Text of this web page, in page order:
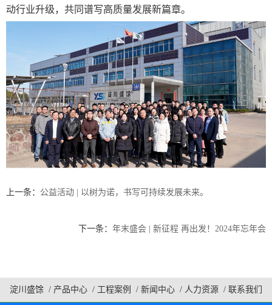
动行业升级，共同谱写高质量发展新篇章。
上一条： 公益活动 | 以树为诺，书写可持续发展未来。
下一条： 年末盛会 | 新征程 再出发！2024年忘年会
淀川盛馀 / 产品中心 / 工程案例 / 新闻中心 / 人力资源 / 联系我们